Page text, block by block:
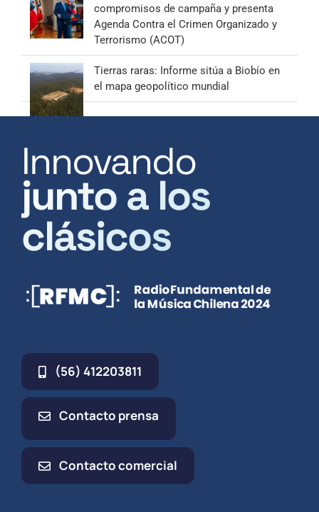
compromisos de campaña y presenta
Agenda Contra el Crimen Organizado y
Terrorismo (ACOT)
Tierras raras: Informe sitúa a Biobío en
el mapa geopolítico mundial
Innovando
junto a los
clásicos
(56) 412203811
Contacto prensa
Contacto comercial